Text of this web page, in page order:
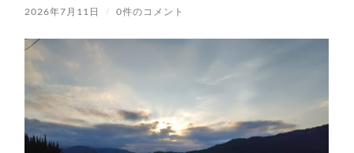
2026年7月11日 / 0件のコメント